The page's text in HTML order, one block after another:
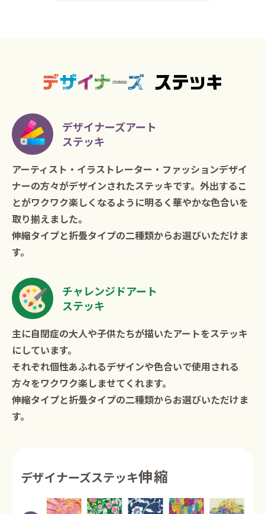
デザイナーズアート
ステッキ
アーティスト・イラストレーター・ファッションデザイ
ナーの方々がデザインされたステッキです。外出するこ
とがワクワク楽しくなるように明るく華やかな色合いを
取り揃えました。
伸縮タイプと折畳タイプの二種類からお選びいただけま
す。
チャレンジドアート
ステッキ
主に自閉症の大人や子供たちが描いたアートをステッキ
にしています。
それぞれ個性あふれるデザインや色合いで使用される
方々をワクワク楽しませてくれます。
伸縮タイプと折畳タイプの二種類からお選びいただけま
す。
デザイナーズステッキ伸縮